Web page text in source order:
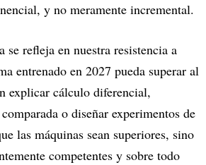
y no meramente incremental.
refleja en nuestra resistencia a
entrenado en 2027 pueda superar al
explicar cálculo diferencial,
o diseñar experimentos de
las máquinas sean superiores, sino
competentes y sobre todo